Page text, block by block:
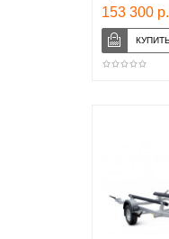
153 300 р.